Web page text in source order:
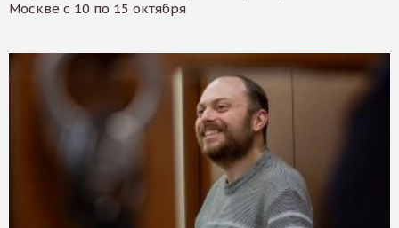
Москве с 10 по 15 октября